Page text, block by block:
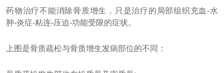
药物治疗不能消除骨质增生，只是治疗的局部组织充血-水
肿-炎症-粘连-压迫-功能受限的症状。
上图是骨质疏松与骨质增生发病部位的不同：